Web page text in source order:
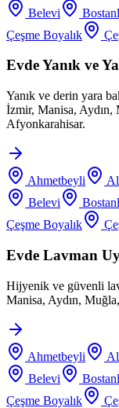
Belevi
Çeşme Boyalık
Evde Yanık ve
Yanık ve derin yara
İzmir, Manisa,
Afyonkarahisar.
Ahmetbeyli
Belevi
Çeşme Boyalık
Evde Lavman
Hijyenik ve güvenli
Manisa, Aydın,
Ahmetbeyli
Belevi
Çeşme Boyalık